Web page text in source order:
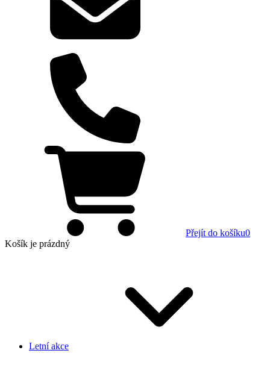
Přejít do košíku0
Košík je prázdný
Letní akce